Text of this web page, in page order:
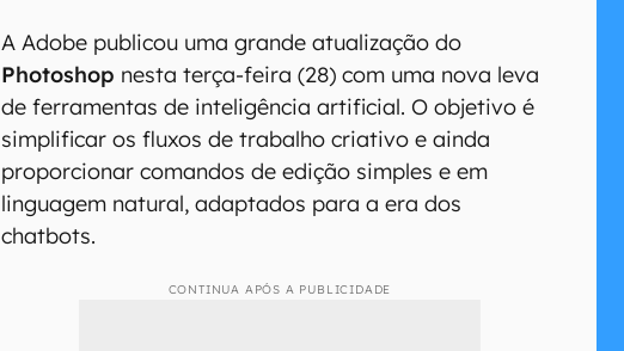
A Adobe publicou uma grande atualização do
Photoshop nesta terça-feira (28) com uma nova leva
de ferramentas de inteligência artificial. O objetivo é
simplificar os fluxos de trabalho criativo e ainda
proporcionar comandos de edição simples e em
linguagem natural, adaptados para a era dos
chatbots.
CONTINUA APÓS A PUBLICIDADE